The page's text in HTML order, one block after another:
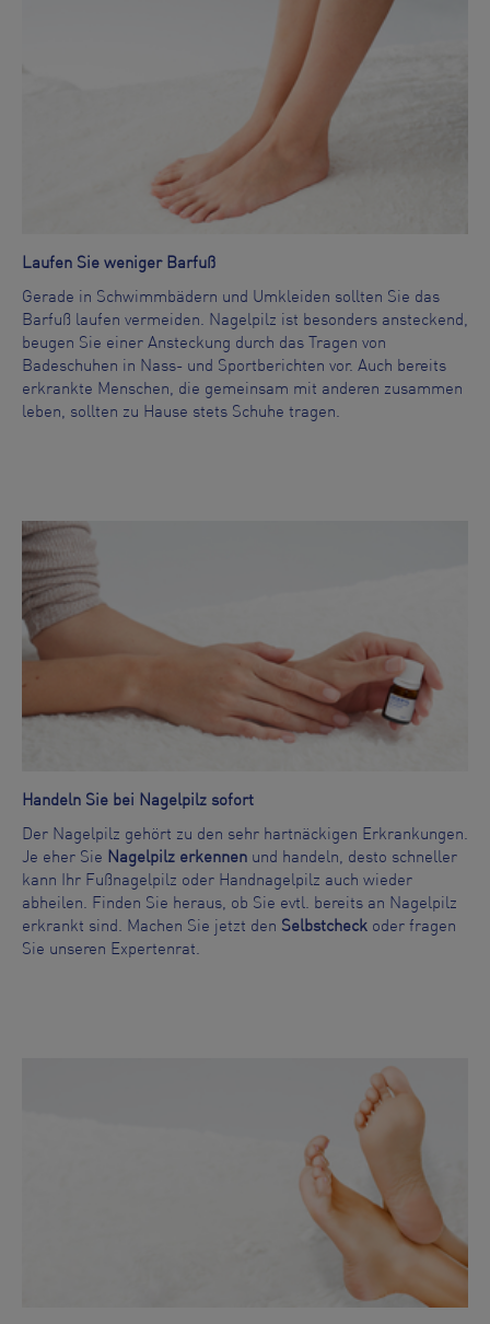
Laufen Sie weniger Barfuß
Gerade in Schwimmbädern und Umkleiden sollten Sie das
Barfuß laufen vermeiden. Nagelpilz ist besonders ansteckend,
beugen Sie einer Ansteckung durch das Tragen von
Badeschuhen in Nass- und Sportberichten vor. Auch bereits
erkrankte Menschen, die gemeinsam mit anderen zusammen
leben, sollten zu Hause stets Schuhe tragen.
Handeln Sie bei Nagelpilz sofort
Der Nagelpilz gehört zu den sehr hartnäckigen Erkrankungen.
Je eher Sie Nagelpilz erkennen und handeln, desto schneller
kann Ihr Fußnagelpilz oder Handnagelpilz auch wieder
abheilen. Finden Sie heraus, ob Sie evtl. bereits an Nagelpilz
erkrankt sind. Machen Sie jetzt den Selbstcheck oder fragen
Sie unseren Expertenrat.